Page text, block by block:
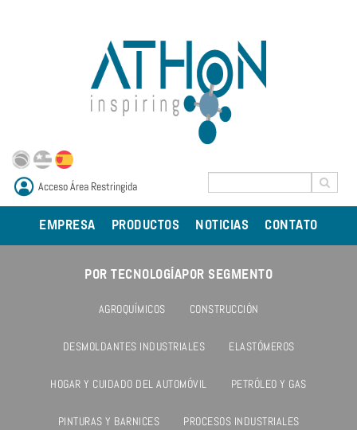
Acceso Área Restringida
EMPRESA PRODUCTOS NOTICIAS CONTATO
POR TECNOLOGÍAPOR SEGMENTO
AGROQUÍMICOS CONSTRUCCIÓN
DESMOLDANTES INDUSTRIALES ELASTÓMEROS
HOGAR Y CUIDADO DEL AUTOMÓVIL PETRÓLEO Y GAS
PINTURAS Y BARNICES PROCESOS INDUSTRIALES